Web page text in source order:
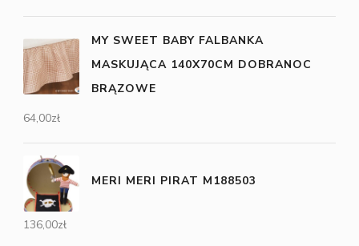
MY SWEET BABY FALBANKA
MASKUJĄCA 140X70CM DOBRANOC
BRĄZOWE
64,00zł
MERI MERI PIRAT M188503
136,00zł